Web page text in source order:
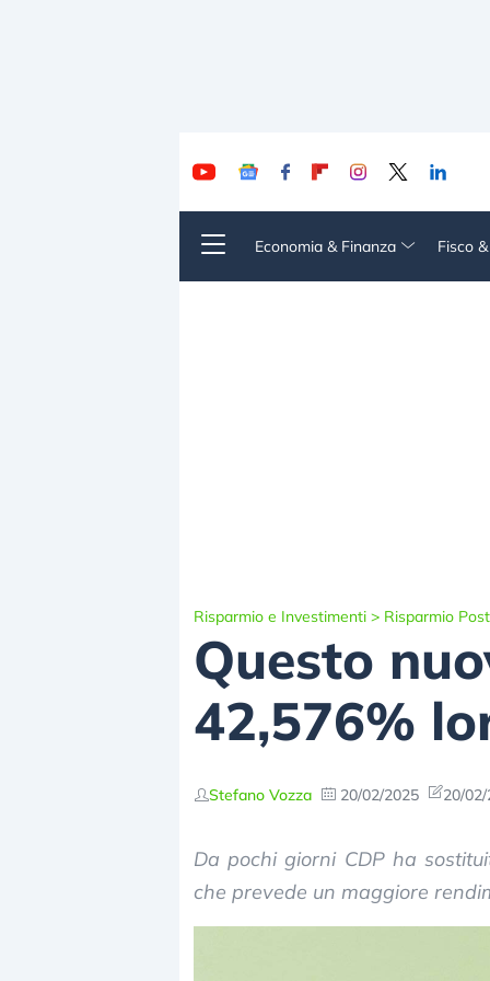
Economia & Finanza Fisco
Risparmio e Investimenti > Risparmio
Questo
42,576%
Stefano Vozza 20/02/2025 20/
Da pochi giorni CDP ha
che prevede un maggiore